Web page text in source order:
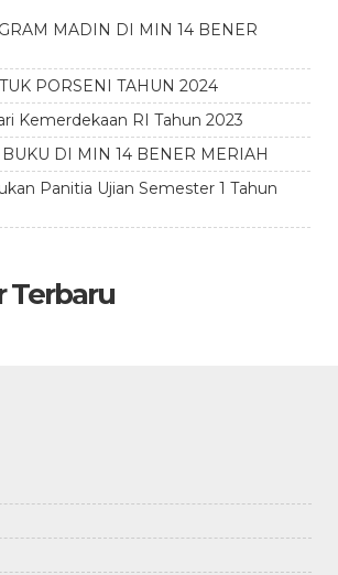
MADIN DI MIN 14 BENER
PORSENI TAHUN 2024
Kemerdekaan RI Tahun 2023
DI MIN 14 BENER MERIAH
Panitia Ujian Semester 1 Tahun
Terbaru